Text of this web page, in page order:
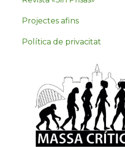
Projectes afins
Política de privacitat